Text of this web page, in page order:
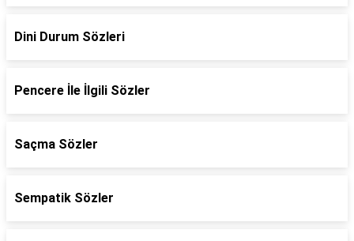
Dini Durum Sözleri
Pencere İle İlgili Sözler
Saçma Sözler
Sempatik Sözler